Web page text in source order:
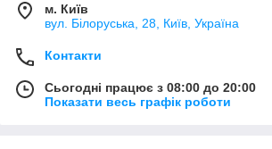
м. Київ
вул. Білоруська, 28, Київ, Україна
Контакти
Сьогодні працює з 08:00 до 20:00
Показати весь графік роботи